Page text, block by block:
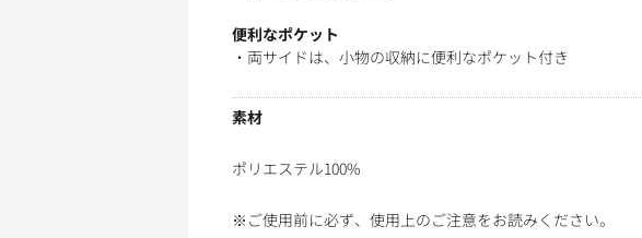
便利なポケット
・両サイドは、小物の収納に便利なポケット付き
素材
ポリエステル100%
※ご使用前に必ず、使用上のご注意をお読みください。